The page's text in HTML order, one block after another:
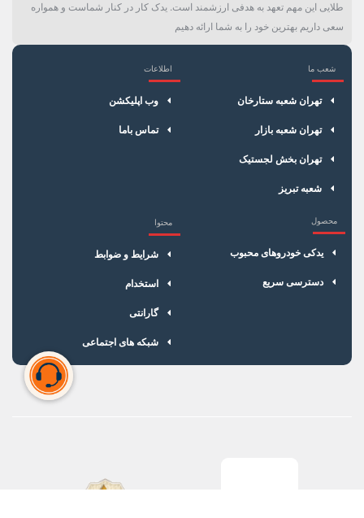
طلایی این مهم تعهد به هدفی ارزشمند است. یدک کار در کنار شماست و همواره
سعی داریم بهترین خود را به شما ارائه دهیم
شعب ما
تهران شعبه ستارخان
تهران شعبه بازار
تهران بخش لجستیک
شعبه تبریز
اطلاعات
وب اپلیکشن
تماس باما
محصول
یدکی خودروهای محبوب
دسترسی سریع
محتوا
شرایط و ضوابط
استخدام
گارانتی
شبکه های اجتماعی
×